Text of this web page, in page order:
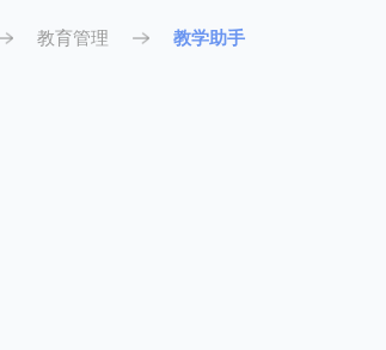
教育管理 教学助手